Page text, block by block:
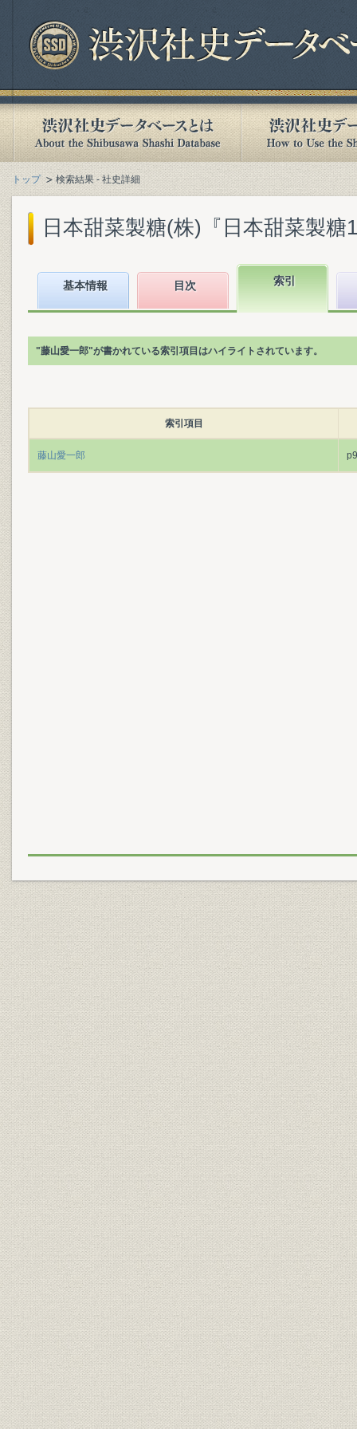
トップ 検索結果 - 社史詳細
日本甜菜製糖(株)『日本甜菜製糖
基本情報 目次 索引
"藤山愛一郎"が書かれている索引項目はハイライトされています。
索引項目
藤山愛一郎